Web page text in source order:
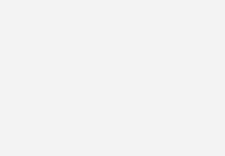
und eine Abmeldung ist
mit Daten finden Sie